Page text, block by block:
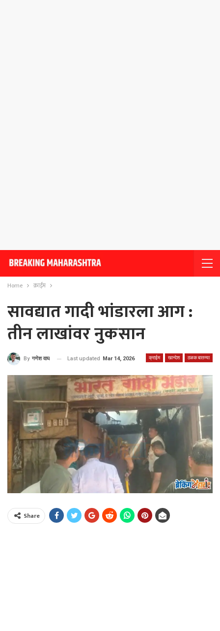
Home क्राईम
सावद्यात गादी भांडारला आग :
तीन लाखांवर नुकसान
क्राईम खान्देश ठळक बातम्या
By गणेश वाघ Last updated Mar 14, 2026
Share